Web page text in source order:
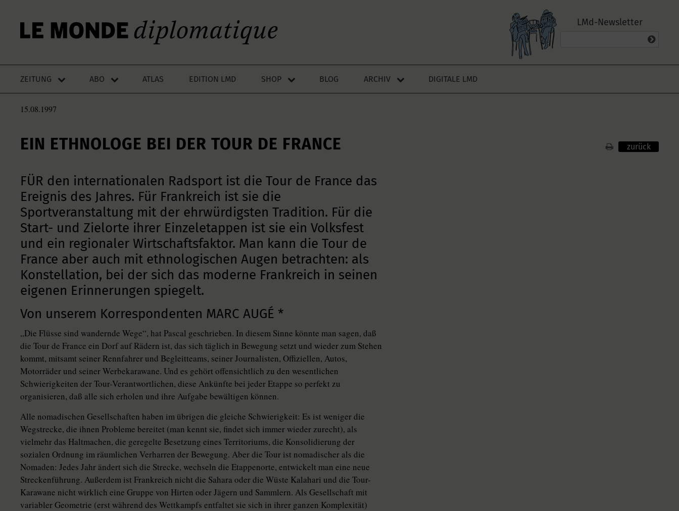
LMd-Newsletter
ZEITUNG ABO ATLAS EDITION LMD SHOP BLOG ARCHIV DIGITALE LMD
15.08.1997
EIN ETHNOLOGE BEI DER TOUR DE FRANCE zurück
FÜR den internationalen Radsport ist die Tour de France das
Ereignis des Jahres. Für Frankreich ist sie die
Sportveranstaltung mit der ehrwürdigsten Tradition. Für die
Start- und Zielorte ihrer Einzeletappen ist sie ein Volksfest
und ein regionaler Wirtschaftsfaktor. Man kann die Tour de
France aber auch mit ethnologischen Augen betrachten: als
Konstellation, bei der sich das moderne Frankreich in seinen
eigenen Erinnerungen spiegelt.
Von unserem Korrespondenten MARC AUGÉ *
„Die Flüsse sind wandernde Wege“, hat Pascal geschrieben. In diesem Sinne könnte man sagen, daß
die Tour de France ein Dorf auf Rädern ist, das sich täglich in Bewegung setzt und wieder zum Stehen
kommt, mitsamt seiner Rennfahrer und Begleitteams, seiner Journalisten, Offiziellen, Autos,
Motorräder und seiner Werbekarawane. Und es gehört offensichtlich zu den wesentlichen
Schwierigkeiten der Tour-Verantwortlichen, diese Ankünfte bei jeder Etappe so perfekt zu
organisieren, daß alle sich erholen und ihre Aufgabe bewältigen können.
Alle nomadischen Gesellschaften haben im übrigen die gleiche Schwierigkeit: Es ist weniger die
Wegstrecke, die ihnen Probleme bereitet (man kennt sie, findet sich immer wieder zurecht), als
vielmehr das Haltmachen, die geregelte Besetzung eines Territoriums, die Konsolidierung der
sozialen Ordnung im räumlichen Verharren der Bewegung. Aber die Tour ist nomadischer als die
Nomaden: Jedes Jahr ändert sich die Strecke, wechseln die Etappenorte, entwickelt man eine neue
Streckenführung. Außerdem ist Frankreich nicht die Sahara oder die Wüste Kalahari und die Tour-
Karawane nicht wirklich eine Gruppe von Hirten oder Jägern und Sammlern. Als Gesellschaft mit
variabler Geometrie (erst während des Wettkampfs entfaltet sie sich in ihrer ganzen Komplexität)